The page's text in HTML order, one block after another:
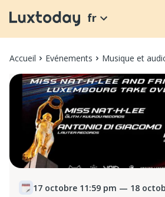
fr
Accueil Evénements Musique et
17 octobre 11:59 pm — 18